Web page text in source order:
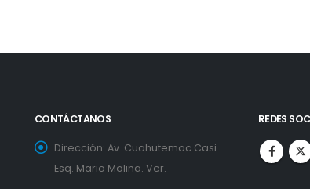
CONTÁCTANOS
Dirección: Av. Cuahutemoc Casi
Esq. Mario Molina. Ver.
REDES